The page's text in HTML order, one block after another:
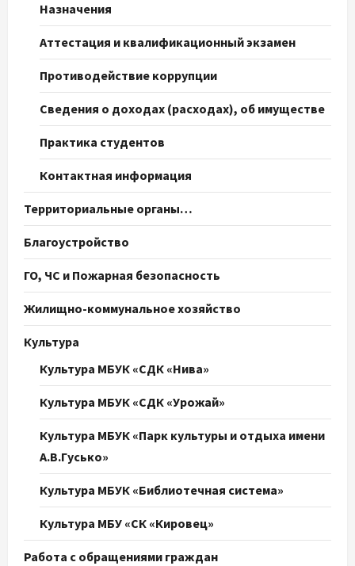
Назначения
Аттестация и квалификационный экзамен
Противодействие коррупции
Сведения о доходах (расходах), об имуществе
Практика студентов
Контактная информация
Территориальные органы…
Благоустройство
ГО, ЧС и Пожарная безопасность
Жилищно-коммунальное хозяйство
Культура
Культура МБУК «СДК «Нива»
Культура МБУК «СДК «Урожай»
Культура МБУК «Парк культуры и отдыха имени
А.В.Гусько»
Культура МБУК «Библиотечная система»
Культура МБУ «СК «Кировец»
Работа с обращениями граждан